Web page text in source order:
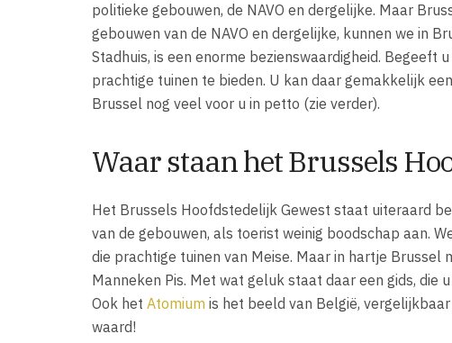
politieke gebouwen, de NAVO en dergelijke. Maar
gebouwen van de NAVO en dergelijke, kunnen we in
Stadhuis, is een enorme bezienswaardigheid. Begeeft
prachtige tuinen te bieden. U kan daar gemakkelijk
Brussel nog veel voor u in petto (zie verder).
Waar staan het Brussels
Het Brussels Hoofdstedelijk Gewest staat uiteraard
van de gebouwen, als toerist weinig boodschap aan.
die prachtige tuinen van Meise. Maar in hartje
Manneken Pis. Met wat geluk staat daar een gids,
Ook het Atomium is het beeld van België,
waard!